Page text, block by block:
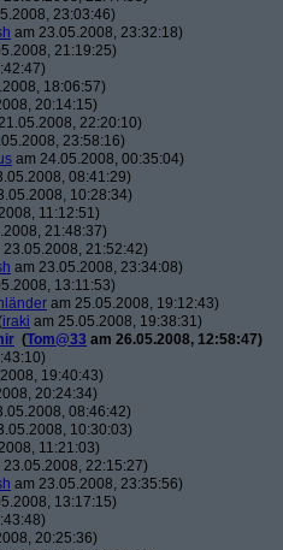
23:03:46)
am 23.05.2008, 23:32:18)
21:19:25)
18:06:57)
20:14:15)
22:20:10)
23:58:16)
am 24.05.2008, 00:35:04)
08:41:29)
10:28:34)
11:12:51)
21:48:37)
23.05.2008, 21:52:42)
am 23.05.2008, 23:34:08)
13:11:53)
am 25.05.2008, 19:12:43)
iraki am 25.05.2008, 19:38:31)
(Tom@33 am 26.05.2008, 12:58:47)
19:40:43)
20:24:34)
08:46:42)
10:30:03)
11:21:03)
23.05.2008, 22:15:27)
am 23.05.2008, 23:35:56)
13:17:15)
20:25:36)